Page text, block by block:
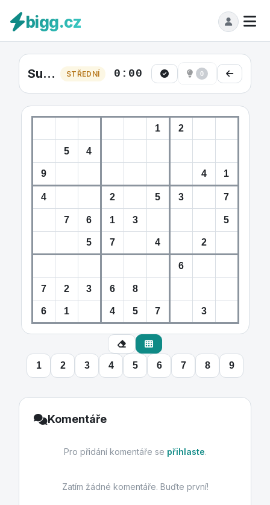
bigg.cz
Sudoku Střední #36 STŘEDNÍ 0:00 0
1 2 3 4 5 6 7 8 9
Komentáře
Pro přidání komentáře se přihlaste.
Zatím žádné komentáře. Buďte první!